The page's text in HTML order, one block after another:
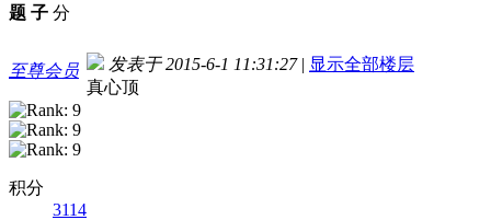
题 子 分
至尊会员
积分
3114
发表于 2015-6-1 11:31:27 | 显示全部楼层
真心顶